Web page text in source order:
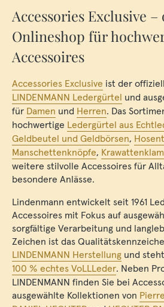
Accessories Exclusive
Onlineshop für
Accessoires
Accessories Exclusive ist der
LINDENMANN Ledergürtel und
für Damen und Herren. Das
hochwertige Ledergürtel aus
Geldbeutel und Geldbörsen,
Manschettenknöpfe,
weitere stilvolle Accessoires für
besondere Anlässe.
Lindenmann entwickelt seit 1961
Accessoires mit Fokus auf
sorgfältige Verarbeitung und
Zeichen ist das
LINDENMANN Herstellung und
100 % echtes VoLLLeder. Neben
LINDENMANN finden Sie bei
ausgewählte Kollektionen von